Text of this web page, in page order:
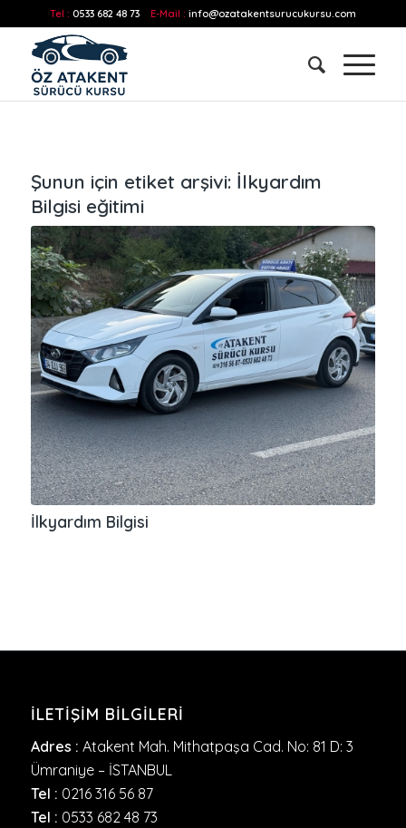
Tel : 0533 682 48 73 E-Mail : info@ozatakentsurucukursu.com
Şunun için etiket arşivi: İlkyardım
Bilgisi eğitimi
İlkyardım Bilgisi
İLETIŞIM BILGILERI
Adres : Atakent Mah. Mithatpaşa Cad. No: 81 D: 3
Ümraniye – İSTANBUL
Tel : 0216 316 56 87
Tel : 0533 682 48 73